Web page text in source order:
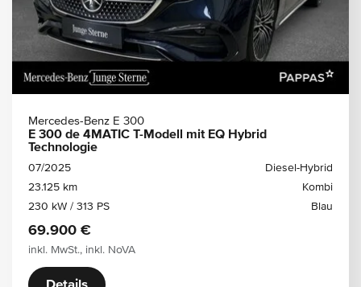
Mercedes-Benz E 300
E 300 de 4MATIC T-Modell mit EQ Hybrid
Technologie
07/2025
Diesel-Hybrid
23.125 km
Kombi
230 kW / 313 PS
Blau
69.900 €
inkl. MwSt., inkl. NoVA